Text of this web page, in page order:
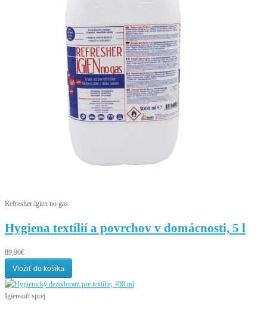
Refresher igien no gas
Hygiena textílií a povrchov v domácnosti, 5 l
89,90€
Vložiť do košíka
Igiensoft sprej